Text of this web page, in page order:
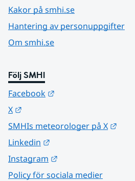
Kakor på smhi.se
Hantering av personuppgifter
Om smhi.se
Följ SMHI
Facebook
X
SMHIs meteorologer på X
Linkedin
Instagram
Policy för sociala medier